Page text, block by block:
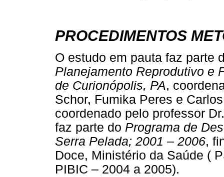
PROCEDIMENTOS
O estudo em pauta faz parte
Planejamento Reprodutivo e
de Curionópolis, PA,
Schor, Fumika Peres e
coordenado pelo professor
faz parte do Programa de
Serra Pelada; 2001 – 2006,
Doce, Ministério da Saúde (
PIBIC – 2004 a 2005).